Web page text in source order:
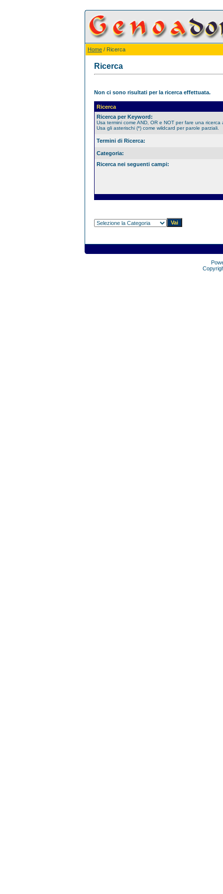
Home / Ricerca
Ricerca
Non ci sono risultati per la ricerca effettuata.
Ricerca
Ricerca per Keyword:
Usa termini come AND, OR e NOT per fare una ricerca
Usa gli asterischi (*) come wildcard per parole parziali.
Termini di Ricerca:
Categoria:
Ricerca nei seguenti campi: